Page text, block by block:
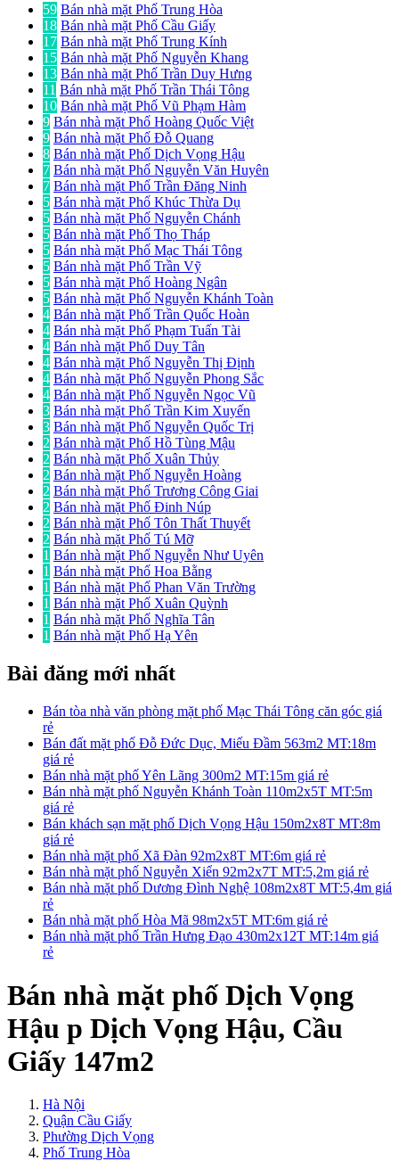
59 Bán nhà mặt Phố Trung Hòa
18 Bán nhà mặt Phố Cầu Giấy
17 Bán nhà mặt Phố Trung Kính
15 Bán nhà mặt Phố Nguyễn Khang
13 Bán nhà mặt Phố Trần Duy Hưng
11 Bán nhà mặt Phố Trần Thái Tông
10 Bán nhà mặt Phố Vũ Phạm Hàm
9 Bán nhà mặt Phố Hoàng Quốc Việt
9 Bán nhà mặt Phố Đỗ Quang
8 Bán nhà mặt Phố Dịch Vọng Hậu
7 Bán nhà mặt Phố Nguyễn Văn Huyên
7 Bán nhà mặt Phố Trần Đăng Ninh
5 Bán nhà mặt Phố Khúc Thừa Dụ
5 Bán nhà mặt Phố Nguyễn Chánh
5 Bán nhà mặt Phố Thọ Tháp
5 Bán nhà mặt Phố Mạc Thái Tông
5 Bán nhà mặt Phố Trần Vỹ
5 Bán nhà mặt Phố Hoàng Ngân
5 Bán nhà mặt Phố Nguyễn Khánh Toàn
4 Bán nhà mặt Phố Trần Quốc Hoàn
4 Bán nhà mặt Phố Phạm Tuấn Tài
4 Bán nhà mặt Phố Duy Tân
4 Bán nhà mặt Phố Nguyễn Thị Định
4 Bán nhà mặt Phố Nguyễn Phong Sắc
4 Bán nhà mặt Phố Nguyễn Ngọc Vũ
3 Bán nhà mặt Phố Trần Kim Xuyến
3 Bán nhà mặt Phố Nguyễn Quốc Trị
2 Bán nhà mặt Phố Hồ Tùng Mậu
2 Bán nhà mặt Phố Xuân Thủy
2 Bán nhà mặt Phố Nguyễn Hoàng
2 Bán nhà mặt Phố Trương Công Giai
2 Bán nhà mặt Phố Đinh Núp
2 Bán nhà mặt Phố Tôn Thất Thuyết
2 Bán nhà mặt Phố Tú Mỡ
1 Bán nhà mặt Phố Nguyễn Như Uyên
1 Bán nhà mặt Phố Hoa Bằng
1 Bán nhà mặt Phố Phan Văn Trường
1 Bán nhà mặt Phố Xuân Quỳnh
1 Bán nhà mặt Phố Nghĩa Tân
1 Bán nhà mặt Phố Hạ Yên
Bài đăng mới nhất
Bán tòa nhà văn phòng mặt phố Mạc Thái Tông căn góc giá
rẻ
Bán đất mặt phố Đỗ Đức Dục, Miếu Đầm 563m2 MT:18m
giá rẻ
Bán nhà mặt phố Yên Lãng 300m2 MT:15m giá rẻ
Bán nhà mặt phố Nguyễn Khánh Toàn 110m2x5T MT:5m
giá rẻ
Bán khách sạn mặt phố Dịch Vọng Hậu 150m2x8T MT:8m
giá rẻ
Bán nhà mặt phố Xã Đàn 92m2x8T MT:6m giá rẻ
Bán nhà mặt phố Nguyễn Xiển 92m2x7T MT:5,2m giá rẻ
Bán nhà mặt phố Dương Đình Nghệ 108m2x8T MT:5,4m giá
rẻ
Bán nhà mặt phố Hòa Mã 98m2x5T MT:6m giá rẻ
Bán nhà mặt phố Trần Hưng Đạo 430m2x12T MT:14m giá
rẻ
Bán nhà mặt phố Dịch Vọng
Hậu p Dịch Vọng Hậu, Cầu
Giấy 147m2
Hà Nội
Quận Cầu Giấy
Phường Dịch Vọng
Phố Trung Hòa